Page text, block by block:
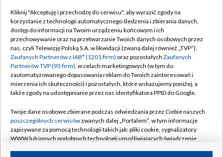
TVP
Abonament TVP
Emisja w TVP
Centrum informacji TVP
Naziemna Telewizja Cyfrowa
Rada Programowa
System NOS
Informacje o nadawcy
Regulamin TVP
Polityka prywatności
Moje zgody
Pomoc
Kontakt
Kanały
Kliknij "Akceptuję i przechodzę do serwisu", aby wyrazić zgody na
korzystanie z technologii automatycznego śledzenia i zbierania danych,
dostęp do informacji na Twoim urządzeniu końcowym i ich
przechowywanie oraz na przetwarzanie Twoich danych osobowych przez
nas, czyli Telewizję Polską S.A. w likwidacji (zwaną dalej również „TVP”),
Zaufanych Partnerów z IAB* (1201 firm) oraz pozostałych Zaufanych
Partnerów TVP (93 firm), w celach marketingowych (w tym do
zautomatyzowanego dopasowania reklam do Twoich zainteresowań i
mierzenia ich skuteczności) i pozostałych, które wskazujemy poniżej, a
także zgody na udostępnianie przez nas identyfikatora PPID do Google.
Twoje dane osobowe zbierane podczas odwiedzania przez Ciebie naszych
poszczególnych serwisówzwanych dalej „Portalem”, w tym informacje
zapisywane za pomocą technologii takich jak: pliki cookie, sygnalizatory
WWW lub innych podobnych technologii umożliwiających świadczenie